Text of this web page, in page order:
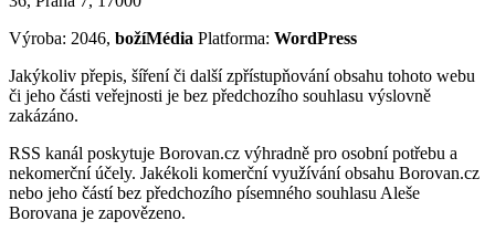
Výroba: 2046, božíMédia Platforma: WordPress
Jakýkoliv přepis, šíření či další zpřístupňování obsahu tohoto webu
či jeho části veřejnosti je bez předchozího souhlasu výslovně
zakázáno.
RSS kanál poskytuje Borovan.cz výhradně pro osobní potřebu a
nekomerční účely. Jakékoli komerční využívání obsahu Borovan.cz
nebo jeho částí bez předchozího písemného souhlasu Aleše
Borovana je zapovězeno.